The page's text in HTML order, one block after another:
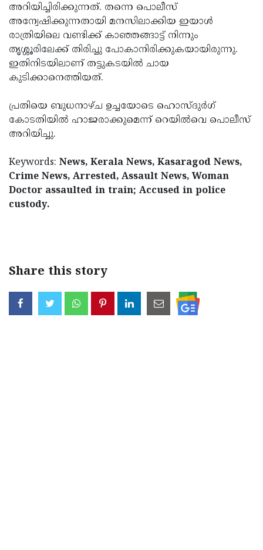
അറിയിച്ചിരിക്കുന്നത്. തന്നെ പൊലീസ്
അന്വേഷിക്കുന്നതായി മനസിലാക്കിയ ഇയാള്‍
രാത്രിയിലെ വണ്ടിക്ക് കാഞ്ഞങ്ങാട്ട് നിന്നും
തൃശ്ശൂരിലേക്ക് തിരിച്ചു പോകാനിരിക്കുകയായിരുന്നു.
ഇതിനിടയിലാണ് തട്ടുകടയില്‍ ചായ
കുടിക്കാനെത്തിയത്.
പ്രതിയെ ബുധനാഴ്ച ഉച്ചയോടെ ഹൊസ്ദുര്‍ഗ്
കോടതിയില്‍ ഹാജരാക്കുമെന്ന് റെയില്‍വെ പൊലീസ്
അറിയിച്ചു.
Keywords: News, Kerala News, Kasaragod News,
Crime News, Arrested, Assault News, Woman
Doctor assaulted in train; Accused in police
custody.
Share this story